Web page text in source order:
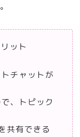
ット
チャットが
、トピック
共有できる